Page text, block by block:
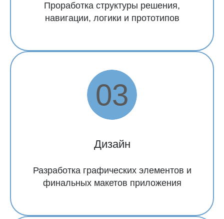
Проработка структуры решения,
навигации, логики и прототипов
Дизайн
Разработка графических элементов и
финальных макетов приложения